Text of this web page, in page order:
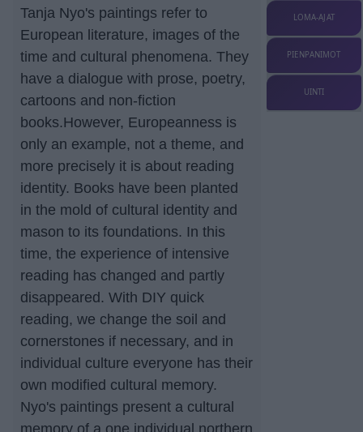
Tanja Nyo's paintings refer to
European literature, images of the
time and cultural phenomena. They
have a dialogue with prose, poetry,
cartoons and non-fiction
books.However, Europeanness is
only an example, not a theme, and
more precisely it is about reading
identity. Books have been planted
in the mold of cultural identity and
mason to its foundations. In this
time, the experience of intensive
reading has changed and partly
disappeared. With DIY quick
reading, we change the soil and
cornerstones if necessary, and in
individual culture everyone has their
own modified cultural memory.
Nyo's paintings present a cultural
memory of a one individual northern
LOMA-AJAT
PIENPANIMOT
UINTI